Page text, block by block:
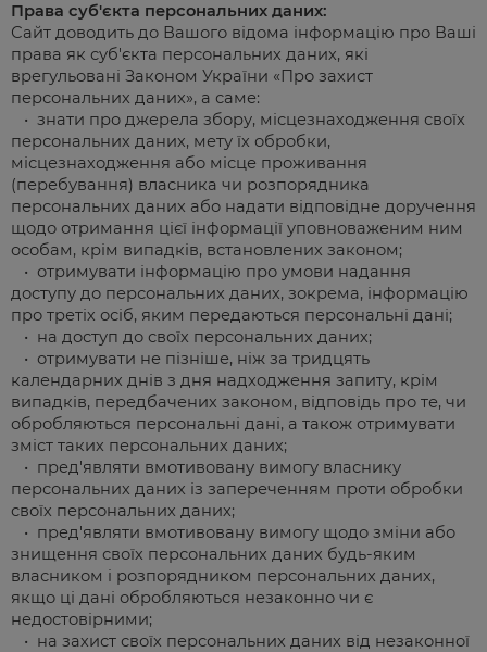
Права суб'єкта персональних даних:
Сайт доводить до Вашого відома інформацію про Ваші
права як суб'єкта персональних даних, які
врегульовані Законом України «Про захист
персональних даних», а саме:
• знати про джерела збору, місцезнаходження своїх
персональних даних, мету їх обробки,
місцезнаходження або місце проживання
(перебування) власника чи розпорядника
персональних даних або надати відповідне доручення
щодо отримання цієї інформації уповноваженим ним
особам, крім випадків, встановлених законом;
• отримувати інформацію про умови надання
доступу до персональних даних, зокрема, інформацію
про третіх осіб, яким передаються персональні дані;
• на доступ до своїх персональних даних;
• отримувати не пізніше, ніж за тридцять
календарних днів з дня надходження запиту, крім
випадків, передбачених законом, відповідь про те, чи
обробляються персональні дані, а також отримувати
зміст таких персональних даних;
• пред'являти вмотивовану вимогу власнику
персональних даних із запереченням проти обробки
своїх персональних даних;
• пред'являти вмотивовану вимогу щодо зміни або
знищення своїх персональних даних будь-яким
власником і розпорядником персональних даних,
якщо ці дані обробляються незаконно чи є
недостовірними;
• на захист своїх персональних даних від незаконної